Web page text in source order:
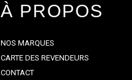
À PROPOS
NOS MARQUES
CARTE DES REVENDEURS
CONTACT